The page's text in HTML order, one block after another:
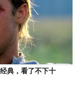
典，看了不下十